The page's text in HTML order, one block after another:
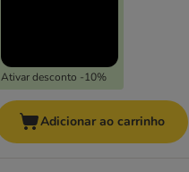
Ativar desconto -10%
Adicionar ao carrinho